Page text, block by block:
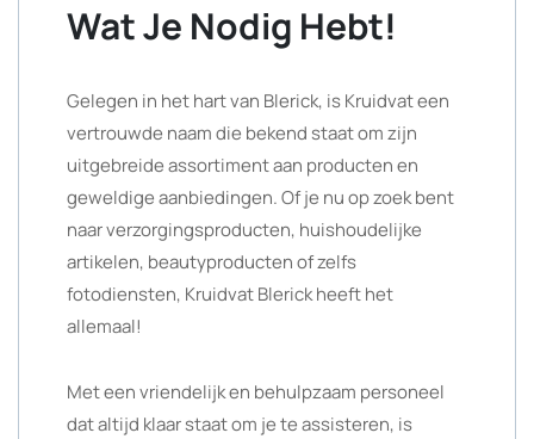
Wat Je Nodig Hebt!
Gelegen in het hart van Blerick, is Kruidvat een
vertrouwde naam die bekend staat om zijn
uitgebreide assortiment aan producten en
geweldige aanbiedingen. Of je nu op zoek bent
naar verzorgingsproducten, huishoudelijke
artikelen, beautyproducten of zelfs
fotodiensten, Kruidvat Blerick heeft het
allemaal!
Met een vriendelijk en behulpzaam personeel
dat altijd klaar staat om je te assisteren, is